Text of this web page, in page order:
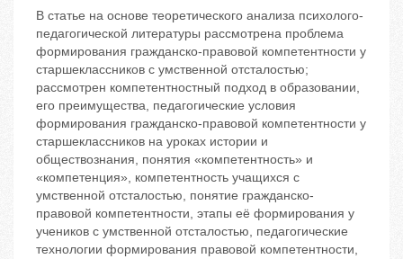
В статье на основе теоретического анализа психолого-
педагогической литературы рассмотрена проблема
формирования гражданско-правовой компетентности у
старшеклассников с умственной отсталостью;
рассмотрен компетентностный подход в образовании,
его преимущества, педагогические условия
формирования гражданско-правовой компетентности у
старшеклассников на уроках истории и
обществознания, понятия «компетентность» и
«компетенция», компетентность учащихся с
умственной отсталостью, понятие гражданско-
правовой компетентности, этапы её формирования у
учеников с умственной отсталостью, педагогические
технологии формирования правовой компетентности,